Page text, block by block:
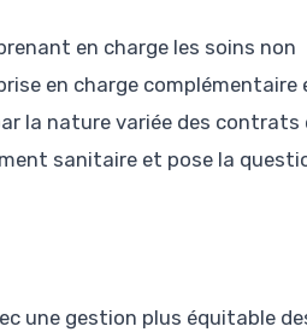
en charge les soins non
en charge complémentaire
la nature variée des contrats
sanitaire et pose la
une gestion plus équitable